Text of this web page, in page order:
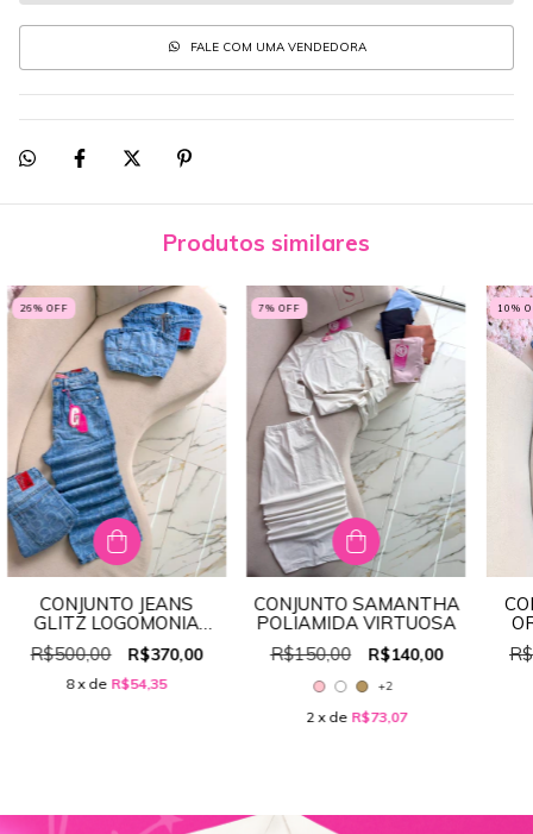
FALE COM UMA VENDEDORA
Produtos similares
26% OFF
CONJUNTO JEANS
GLITZ LOGOMONIA
100% JEANS
R$500,00 R$370,00
8 x de R$54,35
7% OFF
CONJUNTO SAMANTHA
POLIAMIDA VIRTUOSA
R$150,00
R$140,00
+2
2 x de R$73,07
10%